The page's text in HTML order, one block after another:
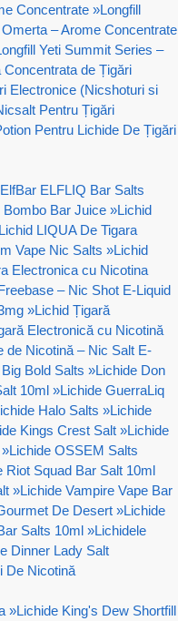
Concentrate »Longfill
Omerta – Arome Concentrate
Yeti Summit Series –
de Țigări
Electronice (Nicshoturi si
Pentru Țigări
Pentru Lichide De Țigări
ElfBar ELFLIQ Bar Salts
Bombo Bar Juice »Lichid
Lichid LIQUA De Tigara
Vape Nic Salts »Lichid
Electronica cu Nicotina
– Nic Shot E-Liquid
»Lichid Țigară
Electronică cu Nicotină
de Nicotină – Nic Salt E-
Bold Salts »Lichide Don
10ml »Lichide GuerraLiq
Halo Salts »Lichide
Kings Crest Salt »Lichide
»Lichide OSSEM Salts
Riot Squad Bar Salt 10ml
»Lichide Vampire Vape Bar
De Desert »Lichide
Salts 10ml »Lichidele
Dinner Lady Salt
De Nicotină
»Lichide King's Dew Shortfill